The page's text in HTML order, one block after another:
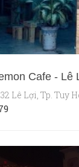
Cafe - Lê
Lê Lợi, Tp. Tuy